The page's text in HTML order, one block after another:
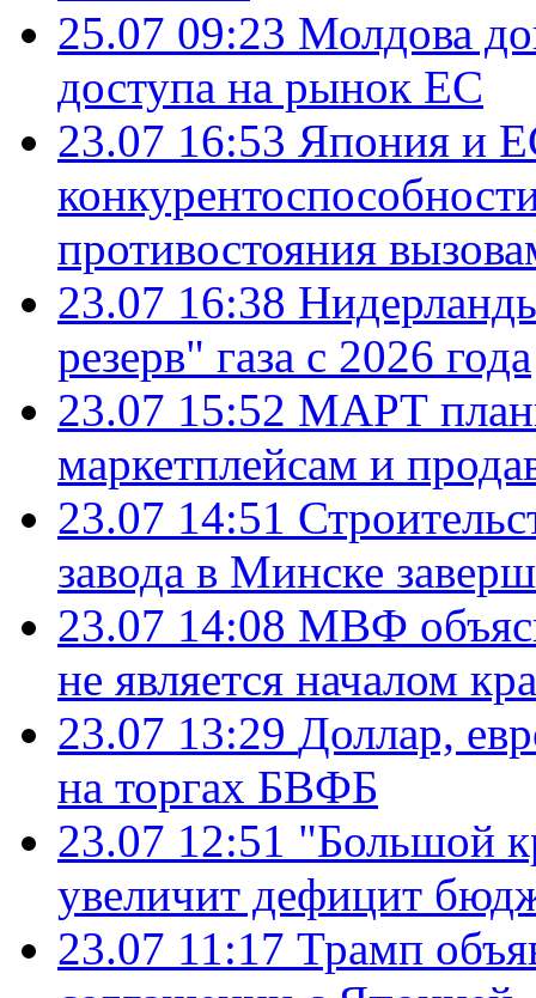
25.07 09:23 Молдова
доступа на рынок ЕС
23.07 16:53 Япония и
противостояния
23.07 16:38
резерв" газа с 2026 года
23.07 15:52 МАРТ
маркетплейсам и
23.07 14:51
завода в Минске
23.07 14:08 МВФ
не является началом
23.07 13:29 Доллар,
на торгах БВФБ
23.07 12:51 "Большой
увеличит дефицит
23.07 11:17 Трамп